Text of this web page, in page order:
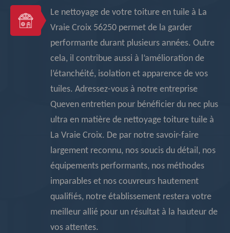
Le nettoyage de votre toiture en tuile à La
Vraie Croix 56250 permet de la garder
performante durant plusieurs années. Outre
cela, il contribue aussi à l’amélioration de
l’étanchéité, isolation et apparence de vos
tuiles. Adressez-vous à notre entreprise
Queven entretien pour bénéficier du nec plus
ultra en matière de nettoyage toiture tuile à
La Vraie Croix. De par notre savoir-faire
largement reconnu, nos soucis du détail, nos
équipements performants, nos méthodes
imparables et nos couvreurs hautement
qualifiés, notre établissement restera votre
meilleur allié pour un résultat à la hauteur de
vos attentes.